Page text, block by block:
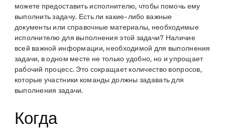
можете предоставить исполнителю, чтобы помочь ему
выполнить задачу. Есть ли какие-либо важные
документы или справочные материалы, необходимые
исполнителю для выполнения этой задачи? Наличие
всей важной информации, необходимой для выполнения
задачи, в одном месте не только удобно, но и упрощает
рабочий процесс. Это сокращает количество вопросов,
которые участники команды должны задавать для
выполнения задачи.
Когда